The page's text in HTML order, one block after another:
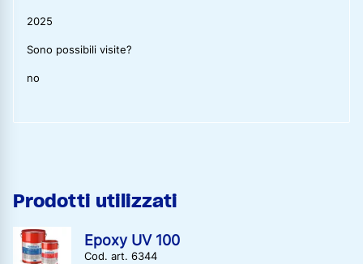
2025
Sono possibili visite?
no
Prodotti utilizzati
Epoxy UV 100
Cod. art. 6344